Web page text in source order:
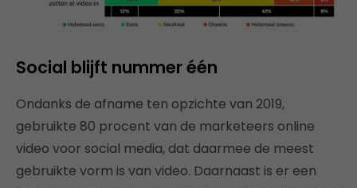
Social blijft nummer één
Ondanks de afname ten opzichte van 2019,
gebruikte 80 procent van de marketeers online
video voor social media, dat daarmee de meest
gebruikte vorm is van video. Daarnaast is er een